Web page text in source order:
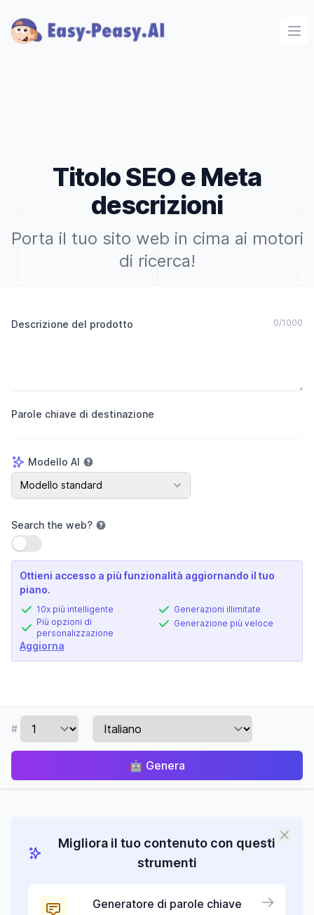
Titolo SEO e Meta
descrizioni
Porta il tuo sito web in cima ai motori
di ricerca!
Descrizione del prodotto 0/1000
Parole chiave di destinazione
Modello AI
Modello AI
Modello standard
Search the web?
Usa impostazione
Ottieni accesso a più funzionalità aggiornando il tuo
piano.
10x più intelligente
Più opzioni di
personalizzazione
Generazioni illimitate
Generazione più veloce
Aggiorna
#
🤖 Genera
Migliora il tuo contenuto con questi
strumenti
Generatore di parole chiave